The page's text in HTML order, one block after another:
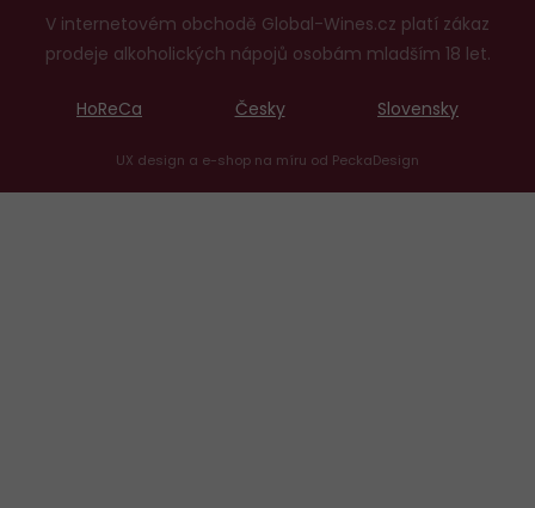
V internetovém obchodě Global-Wines.cz platí zákaz
prodeje alkoholických nápojů osobám mladším 18 let.
HoReCa Česky Slovensky
UX design a e-shop na míru od PeckaDesign